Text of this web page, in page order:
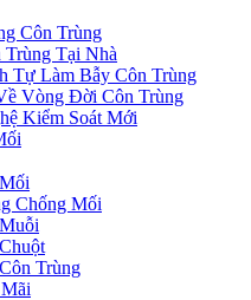
Côn Trùng
Tại Nhà
Tự Làm Bẫy Côn Trùng
Vòng Đời Côn Trùng
Kiểm Soát Mới
Chống Mối
Trùng